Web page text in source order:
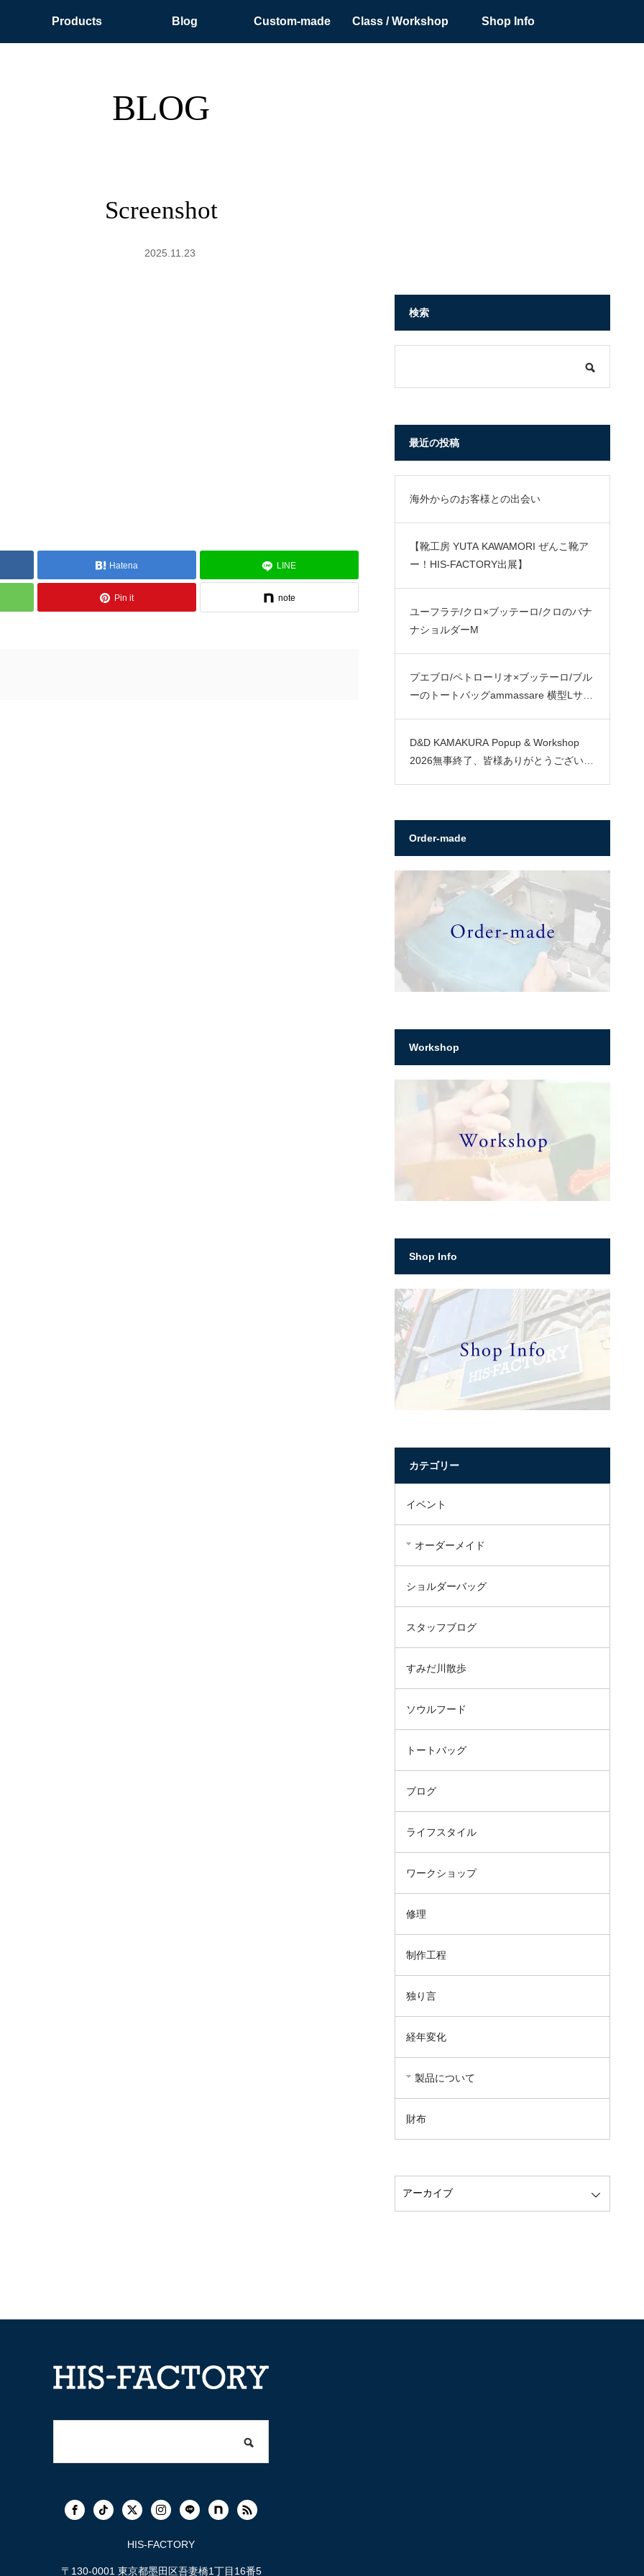
Products Blog Custom-made Class / Workshop Shop Info
BLOG
Screenshot
2025.11.23
Hatena LINE
Pin it note
検索
最近の投稿
海外からのお客様との出会い
【靴工房 YUTA KAWAMORI ぜんこ靴ア
ー！HIS-FACTORY出展】
ユーフラテ/クロ×ブッテーロ/クロのバナ
ナショルダーM
プエブロ/ペトローリオ×ブッテーロ/ブル
ーのトートバッグammassare 横型Lサイ
D&D KAMAKURA Popup & Workshop
2026無事終了、皆様ありがとうございま
Order-made
Workshop
Shop Info
カテゴリー
イベント
オーダーメイド
ショルダーバッグ
スタッフブログ
すみだ川散歩
ソウルフード
トートバッグ
ブログ
ライフスタイル
ワークショップ
修理
制作工程
独り言
経年変化
製品について
財布
HIS-FACTORY
〒130-0001 東京都墨田区吾妻橋1丁目16番5